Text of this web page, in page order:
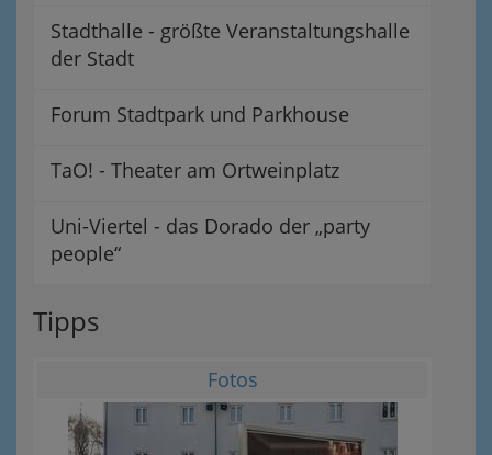
Stadthalle - größte Veranstaltungshalle
der Stadt
Forum Stadtpark und Parkhouse
TaO! - Theater am Ortweinplatz
Uni-Viertel - das Dorado der „party
people“
Tipps
Fotos